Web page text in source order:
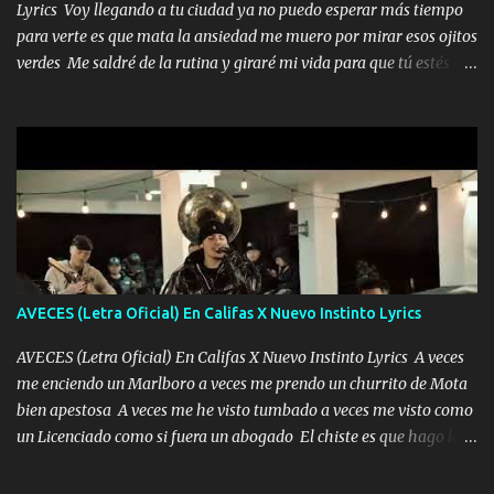
Lyrics Voy llegando a tu ciudad ya no puedo esperar más tiempo
para verte es que mata la ansiedad me muero por mirar esos ojitos
verdes Me saldré de la rutina y giraré mi vida para que tú estés en
solo yo tendre el candado 🔒 del amor ❤️ Música Mil y un besos
para dar ya estando en tu ciudad no habrá quien lo detenga si las
copas van de más vayamos a un lugar y cerremos las puertas
Entre alcohol y besos se va incrementado el Fuego en esa
habitación ya no mires más el reloj Única por donde vas me curas
tú mi mal moviendo tu silueta no hay otra que te sea igual te ves
tan especial por eso es que me tientas Aquí estoy no dejaré que se
te acerque nadie porque solo yo tendre el candado 🔒 del a...
AVECES (Letra Oficial) En Califas X Nuevo Instinto Lyrics
AVECES (Letra Oficial) En Califas X Nuevo Instinto Lyrics A veces
me enciendo un Marlboro a veces me prendo un churrito de Mota
bien apestosa A veces me he visto tumbado a veces me visto como
un Licenciado como si fuera un abogado El chiste es que hago lo